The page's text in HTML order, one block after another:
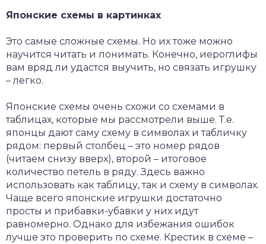
Японские схемы в картинках
Это самые сложные схемы. Но их тоже можно
научится читать и понимать. Конечно, иероглифы
вам вряд ли удастся выучить, но связать игрушку
– легко.
Японские схемы очень схожи со схемами в
таблицах, которые мы рассмотрели выше. Т.е.
японцы дают саму схему в символах и табличку
рядом: первый столбец – это номер рядов
(читаем снизу вверх), второй – итоговое
количество петель в ряду. Здесь важно
использовать как таблицу, так и схему в символах.
Чаще всего японские игрушки достаточно
просты и прибавки-убавки у них идут
равномерно. Однако для избежания ошибок
лучше это проверить по схеме. Крестик в схеме –